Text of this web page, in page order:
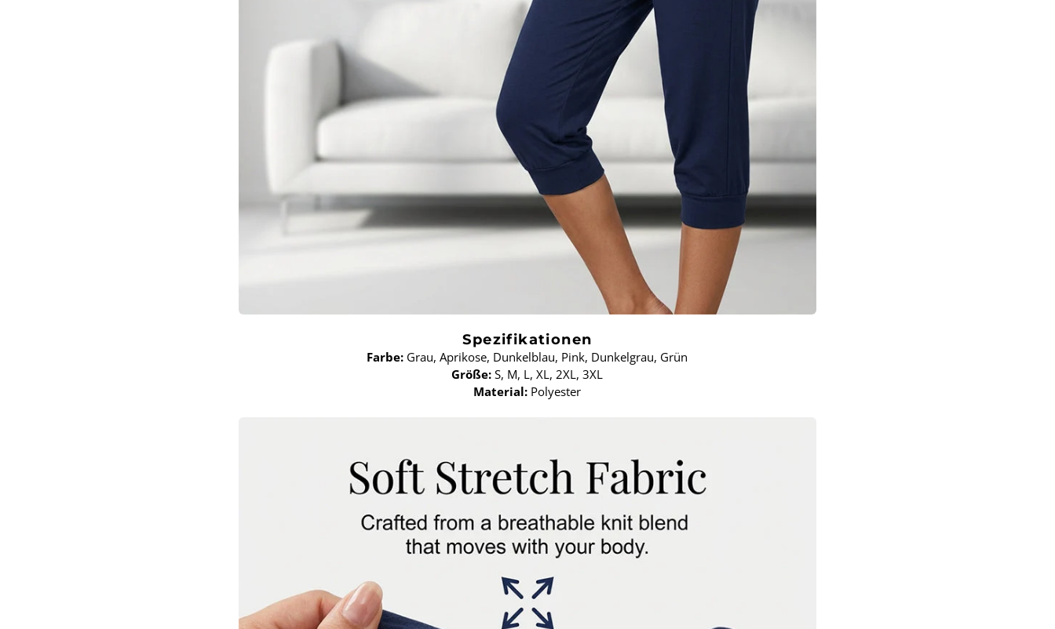
Spezifikationen
Farbe: Grau, Aprikose, Dunkelblau, Pink, Dunkelgrau, Grün
Größe: S, M, L, XL, 2XL, 3XL
Material: Polyester